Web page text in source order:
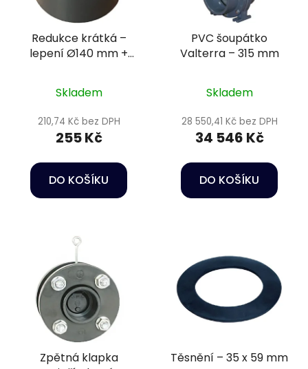
Redukce krátká –
lepení Ø140 mm +
Skladem
210,74 Kč bez DPH
255 Kč
DO KOŠÍKU
PVC šoupátko
Valterra – 315 mm
Skladem
28 550,41 Kč bez DPH
34 546 Kč
DO KOŠÍKU
Zpětná klapka
Těsnění – 35 x 59 mm